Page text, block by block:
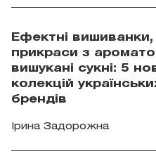
Ефектні вишиванки,
прикраси з
вишукані сукні: 5
колекцій
брендів
Ірина Задорожна